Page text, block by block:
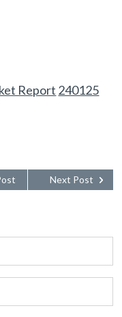
Report 240125
Next Post